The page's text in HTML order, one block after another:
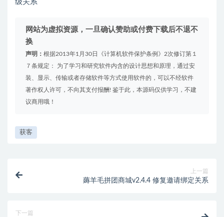
级关系
网站为虚拟资源，一旦确认赞助或付费下载后不退不
换
声明： 根据2013年1月30日《计算机软件保护条例》2次修订第１
７条规定： 为了学习和研究软件内含的设计思想和原理，通过安
装、显示、传输或者存储软件等方式使用软件的，可以不经软件
著作权人许可，不向其支付报酬! 鉴于此，本源码仅供学习，不建
议商用哦！
获客
上一篇
薅羊毛拼团商城v2.4.4 修复邀请绑定关系
下一篇